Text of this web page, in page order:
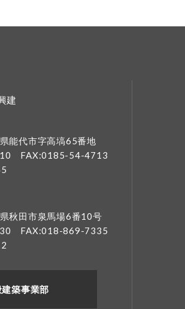
建
能代市字高塙65番地
FAX:0185-54-4713
秋田市泉馬場6番10号
FAX:018-869-7335
築事業部